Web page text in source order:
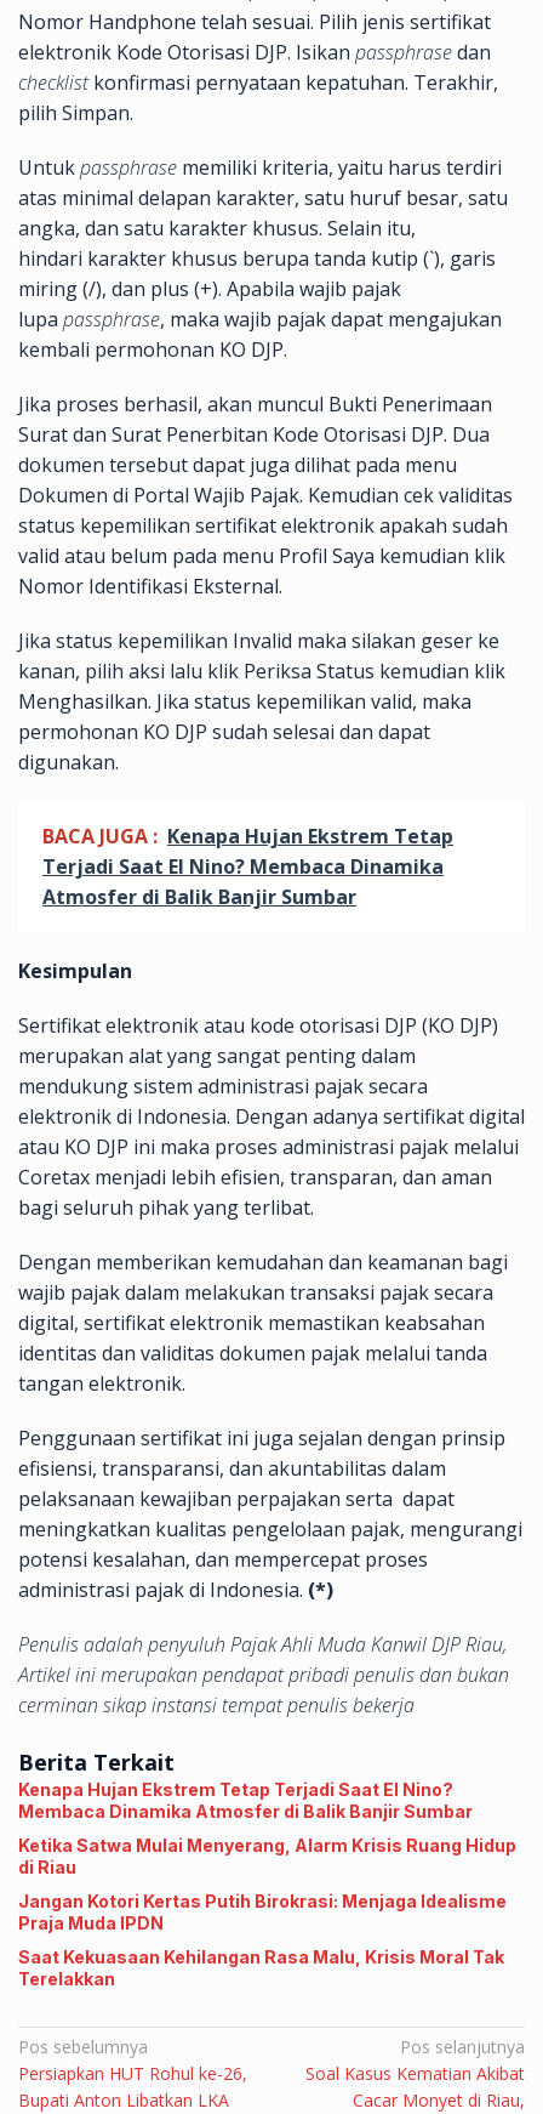
Nomor Handphone telah sesuai. Pilih jenis sertifikat
elektronik Kode Otorisasi DJP. Isikan passphrasedan
checklistkonfirmasi pernyataan kepatuhan. Terakhir,
pilih Simpan.
Untukpassphrase memiliki kriteria, yaitu harus terdiri
atas minimal delapan karakter, satu huruf besar, satu
angka, dan satu karakter khusus. Selain itu,
hindari karakter khusus berupa tanda kutip (`), garis
miring (/), dan plus (+). Apabila wajib pajak
lupa passphrase, maka wajib pajak dapat mengajukan
kembali permohonan KO DJP.
Jika proses berhasil, akan muncul Bukti Penerimaan
Surat dan Surat Penerbitan Kode Otorisasi DJP. Dua
dokumen tersebut dapat juga dilihat pada menu
Dokumen di Portal Wajib Pajak. Kemudian cek validitas
status kepemilikan sertifikat elektronik apakah sudah
valid atau belum pada menu Profil Saya kemudian klik
Nomor Identifikasi Eksternal.
Jika status kepemilikan Invalid maka silakan geser ke
kanan, pilih aksi lalu klik Periksa Status kemudian klik
Menghasilkan. Jika status kepemilikan valid, maka
permohonan KO DJP sudah selesai dan dapat
digunakan.
BACA JUGA : Kenapa Hujan Ekstrem Tetap
Terjadi Saat El Nino? Membaca Dinamika
Atmosfer di Balik Banjir Sumbar
Kesimpulan
Sertifikat elektronik atau kode otorisasi DJP (KO DJP)
merupakan alat yang sangat penting dalam
mendukung sistem administrasi pajak secara
elektronik di Indonesia. Dengan adanya sertifikat digital
atau KO DJP ini maka proses administrasi pajak melalui
Coretax menjadi lebih efisien, transparan, dan aman
bagi seluruh pihak yang terlibat.
Dengan memberikan kemudahan dan keamanan bagi
wajib pajak dalam melakukan transaksi pajak secara
digital, sertifikat elektronik memastikan keabsahan
identitas dan validitas dokumen pajak melalui tanda
tangan elektronik.
Penggunaan sertifikat ini juga sejalan dengan prinsip
efisiensi, transparansi, dan akuntabilitas dalam
pelaksanaan kewajiban perpajakan serta dapat
meningkatkan kualitas pengelolaan pajak, mengurangi
potensi kesalahan, dan mempercepat proses
administrasi pajak di Indonesia. (*)
Penulis adalah penyuluh Pajak Ahli Muda Kanwil DJP Riau,
Artikel ini merupakan pendapat pribadi penulis dan bukan
cerminan sikap instansi tempat penulis bekerja
Berita Terkait
Kenapa Hujan Ekstrem Tetap Terjadi Saat El Nino?
Membaca Dinamika Atmosfer di Balik Banjir Sumbar
Ketika Satwa Mulai Menyerang, Alarm Krisis Ruang Hidup
di Riau
Jangan Kotori Kertas Putih Birokrasi: Menjaga Idealisme
Praja Muda IPDN
Saat Kekuasaan Kehilangan Rasa Malu, Krisis Moral Tak
Terelakkan
Navigasi
pos
Pos sebelumnya
Persiapkan HUT Rohul ke-26,
Bupati Anton Libatkan LKA
Pos selanjutnya
Soal Kasus Kematian Akibat
Cacar Monyet di Riau,